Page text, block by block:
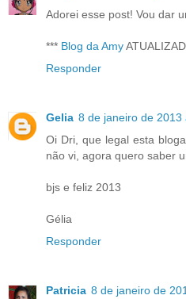
Adorei esse post! Vou dar
*** Blog da Amy
Responder
Gelia 8 de janeiro de 2013
Oi Dri, que legal esta
não vi, agora quero saber
bjs e feliz 2013
Gélia
Responder
Patricia 8 de janeiro de